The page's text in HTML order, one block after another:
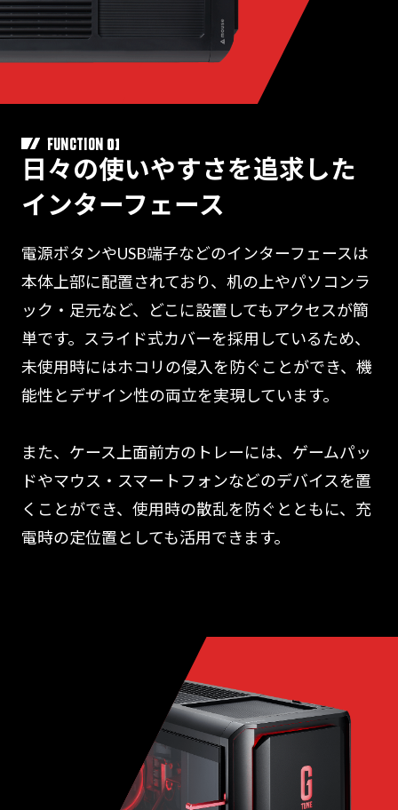
FUNCTION 01
日々の使いやすさを追求した
インターフェース
電源ボタンやUSB端子などのインターフェースは
本体上部に配置されており、机の上やパソコンラ
ック・足元など、どこに設置してもアクセスが簡
単です。スライド式カバーを採用しているため、
未使用時にはホコリの侵入を防ぐことができ、機
能性とデザイン性の両立を実現しています。
また、ケース上面前方のトレーには、ゲームパッ
ドやマウス・スマートフォンなどのデバイスを置
くことができ、使用時の散乱を防ぐとともに、充
電時の定位置としても活用できます。